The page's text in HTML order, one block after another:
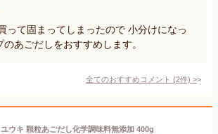
って固まってしまったので 小分けになっ
あごだしをおすすめします。
全てのおすすめコメント (2件) >
ユウキ 顆粒あごだし化学調味料無添加 400g